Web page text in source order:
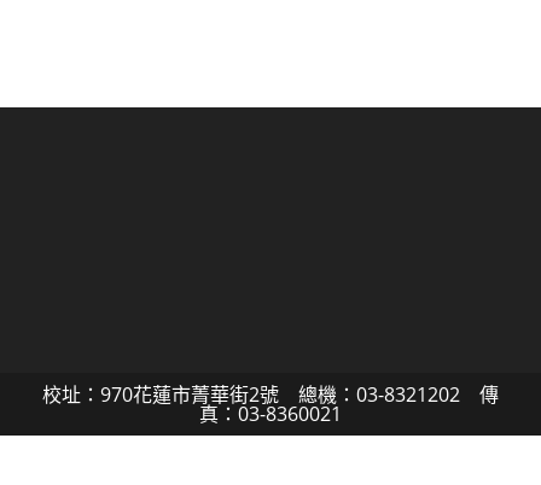
校址：970花蓮市菁華街2號 總機：03-8321202 傳
真：03-8360021